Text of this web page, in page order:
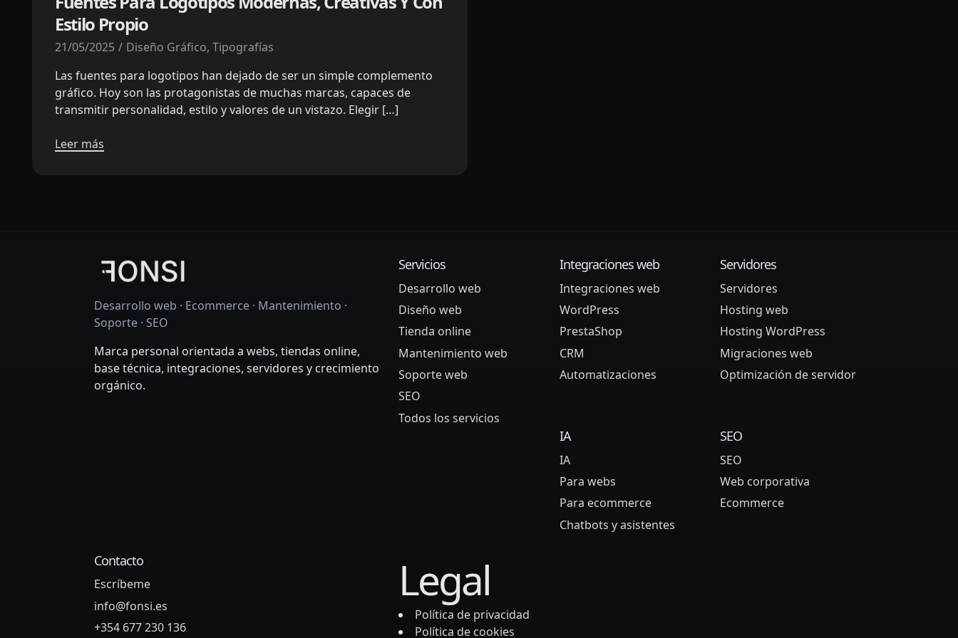
Estilo Propio
21/05/2025 Diseño Gráfico, Tipografías
Las fuentes para logotipos han dejado de ser un simple complemento
gráfico. Hoy son las protagonistas de muchas marcas, capaces de
transmitir personalidad, estilo y valores de un vistazo. Elegir […]
Leer más
Desarrollo web · Ecommerce · Mantenimiento ·
Soporte · SEO
Marca personal orientada a webs, tiendas online,
base técnica, integraciones, servidores y crecimiento
orgánico.
Servicios
Desarrollo web
Diseño web
Tienda online
Mantenimiento web
Soporte web
SEO
Todos los servicios
Integraciones web
Integraciones web
WordPress
PrestaShop
CRM
Automatizaciones
IA
IA
Para webs
Para ecommerce
Chatbots y asistentes
Servidores
Servidores
Hosting web
Hosting WordPress
Migraciones web
Optimización de servidor
SEO
SEO
Web corporativa
Ecommerce
Contacto
Escríbeme
info@fonsi.es
+354 677 230 136
Legal
Política de privacidad
Política de cookies